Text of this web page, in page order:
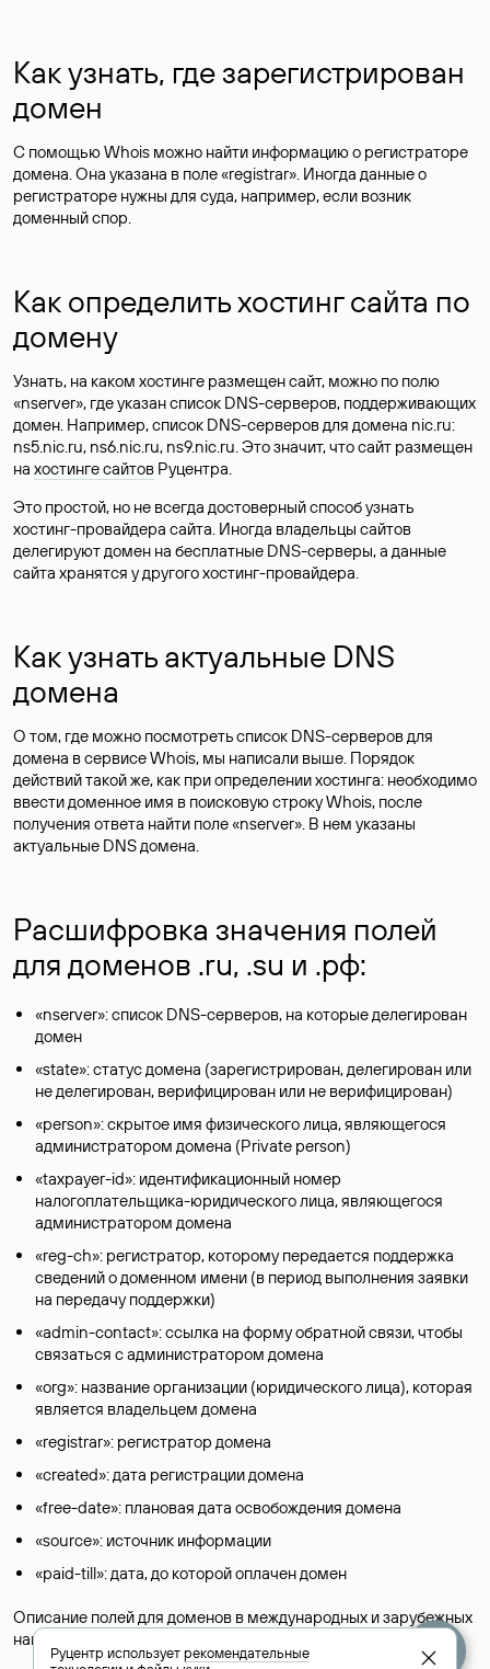
Как узнать, где зарегистрирован
домен
С помощью Whois можно найти информацию о регистраторе
домена. Она указана в поле «registrar». Иногда данные о
регистраторе нужны для суда, например, если возник
доменный спор.
Как определить хостинг сайта по
домену
Узнать, на каком хостинге размещен сайт, можно по полю
«nserver», где указан список DNS-серверов, поддерживающих
домен. Например, список DNS-серверов для домена nic.ru:
ns5.nic.ru, ns6.nic.ru, ns9.nic.ru. Это значит, что сайт размещен
на хостинге сайтов Руцентра.
Это простой, но не всегда достоверный способ узнать
хостинг-провайдера сайта. Иногда владельцы сайтов
делегируют домен на бесплатные DNS-серверы, а данные
сайта хранятся у другого хостинг-провайдера.
Как узнать актуальные DNS
домена
О том, где можно посмотреть список DNS-серверов для
домена в сервисе Whois, мы написали выше. Порядок
действий такой же, как при определении хостинга: необходимо
ввести доменное имя в поисковую строку Whois, после
получения ответа найти поле «nserver». В нем указаны
актуальные DNS домена.
Расшифровка значения полей
для доменов .ru, .su и .рф:
«nserver»: список DNS-серверов, на которые делегирован
домен
«state»: статус домена (зарегистрирован, делегирован или
не делегирован, верифицирован или не верифицирован)
«person»: скрытое имя физического лица, являющегося
администратором домена (Privatе person)
«taxpayer-id»: идентификационный номер
налогоплательщика-юридического лица, являющегося
администратором домена
«reg-ch»: регистратор, которому передается поддержка
сведений о доменном имени (в период выполнения заявки
на передачу поддержки)
«admin-contact»: ссылка на форму обратной связи, чтобы
связаться с администратором домена
«org»: название организации (юридического лица), которая
является владельцем домена
«registrar»: регистратор домена
«created»: дата регистрации домена
«free-date»: плановая дата освобождения домена
«source»: источник информации
«paid-till»: дата, до которой оплачен домен
Описание полей для доменов в международных и зарубежных
национальных доменах представлены в разделе «
».
Руцентр используетрекомендательные